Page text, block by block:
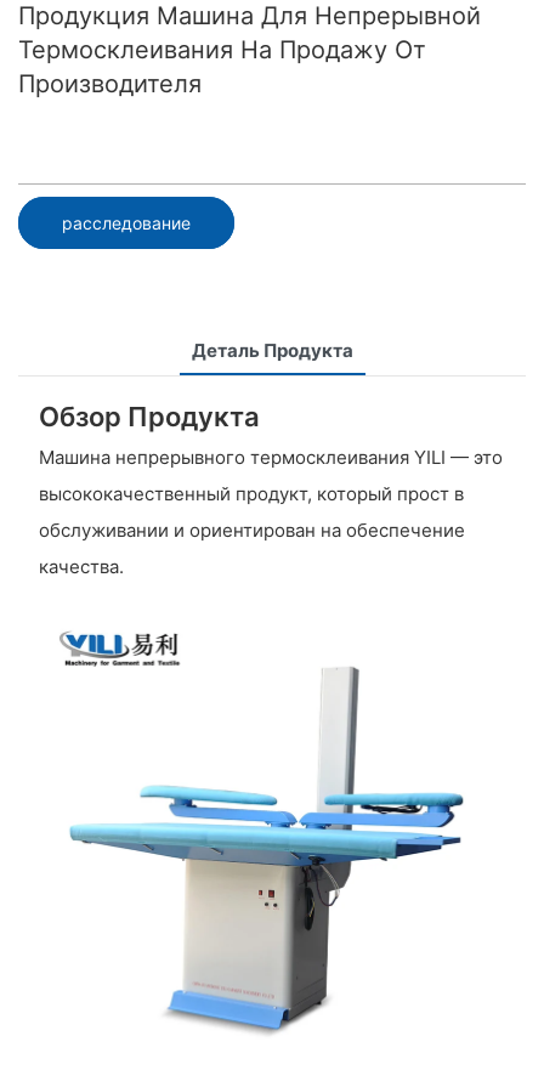
Продукция Машина Для Непрерывной
Термосклеивания На Продажу От
Производителя
расследование
Деталь Продукта
Обзор Продукта
Машина непрерывного термосклеивания YILI — это
высококачественный продукт, который прост в
обслуживании и ориентирован на обеспечение
качества.